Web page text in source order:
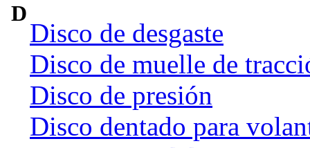
D
Disco de desgaste
Disco de muelle de
Disco de presión
Disco dentado para